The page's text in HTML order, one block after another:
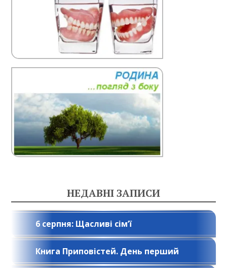
НЕДАВНІ ЗАПИСИ
6 серпня: Щасливі сім’ї
Книга Приповістей. День перший